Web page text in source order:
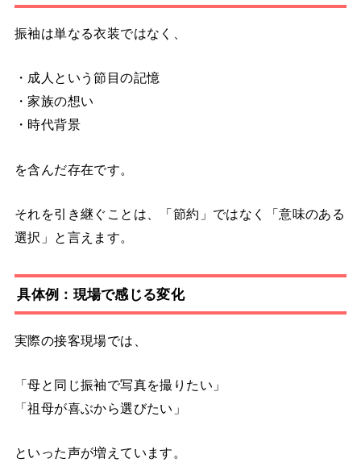
振袖は単なる衣装ではなく、
・成人という節目の記憶
・家族の想い
・時代背景
を含んだ存在です。
それを引き継ぐことは、「節約」ではなく「意味のある
選択」と言えます。
具体例：現場で感じる変化
実際の接客現場では、
「母と同じ振袖で写真を撮りたい」
「祖母が喜ぶから選びたい」
といった声が増えています。